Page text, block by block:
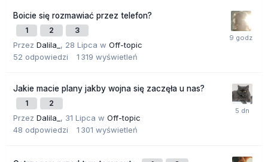
Boicie się rozmawiać przez telefon?
1 2 3
Przez Dalila_ , 28 Lipca w Off-topic
52 odpowiedzi 1 319 wyświetleń
Jakie macie plany jakby wojna się zaczęła u nas?
1 2
Przez Dalila_ , 31 Lipca w Off-topic
48 odpowiedzi 1 301 wyświetleń